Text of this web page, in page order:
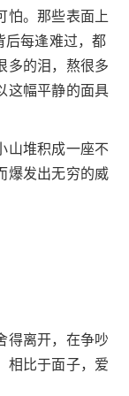
怕。那些表面上
后每逢难过，都
多的泪，熬很多
这幅平静的面具
山堆积成一座不
爆发出无穷的威
得离开，在争吵
相比于面子，爱